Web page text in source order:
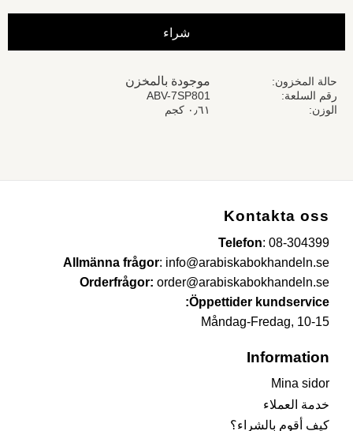
شراء
حالة المخزون موجودة بالمخزن
رقم السلعة
ABV-7SP801
الوزن
٠٫٦١ كجم
Kontakta oss
Telefon: 08-304399
Allmänna frågor: info@arabiskabokhandeln.se
Orderfrågor: order@arabiskabokhandeln.se
Öppettider kundservice:
Måndag-Fredag, 10-15
Information
Mina sidor
خدمة العملاء
كيف أقوم بالشراء؟